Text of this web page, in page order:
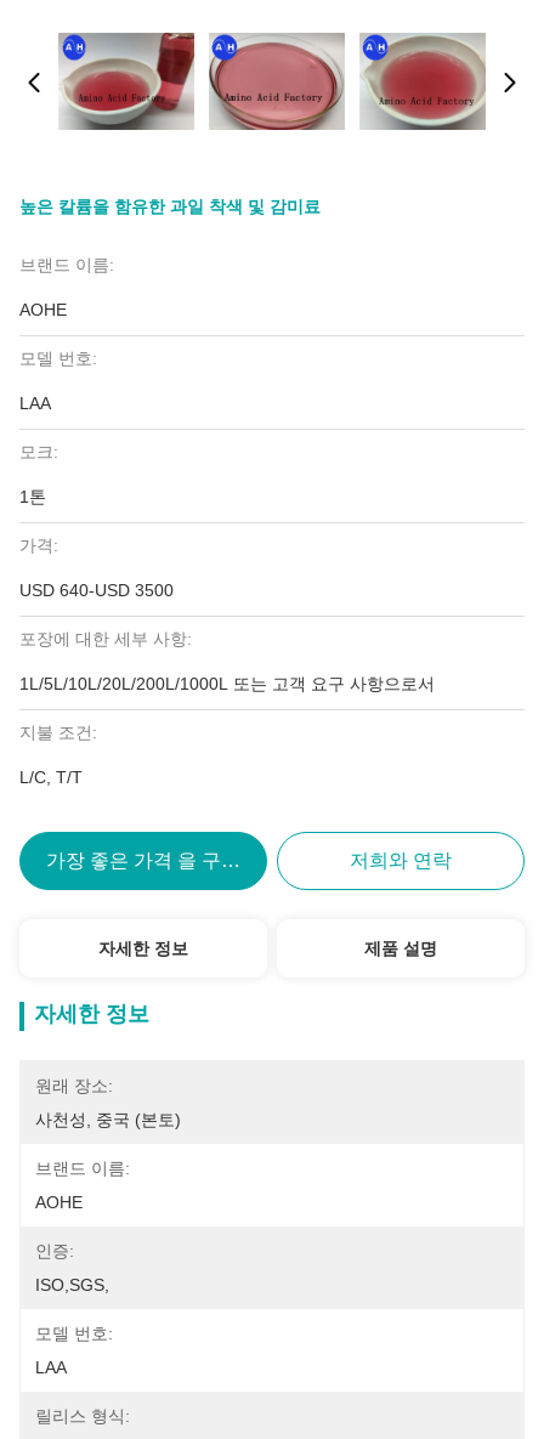
높은 칼륨을 함유한 과일 착색 및 감미료
브랜드 이름:
AOHE
모델 번호:
LAA
모크:
1톤
가격:
USD 640-USD 3500
포장에 대한 세부 사항:
1L/5L/10L/20L/200L/1000L 또는 고객 요구 사항으로서
지불 조건:
L/C, T/T
가장 좋은 가격 을 구하라 저희와 연락
자세한 정보 제품 설명
자세한 정보
원래 장소:
사천성, 중국 (본토)
브랜드 이름:
AOHE
인증:
ISO,SGS,
모델 번호:
LAA
릴리스 형식: